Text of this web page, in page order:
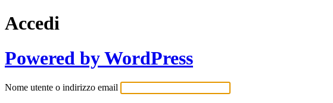
Accedi
Powered by WordPress
Nome utente o indirizzo email